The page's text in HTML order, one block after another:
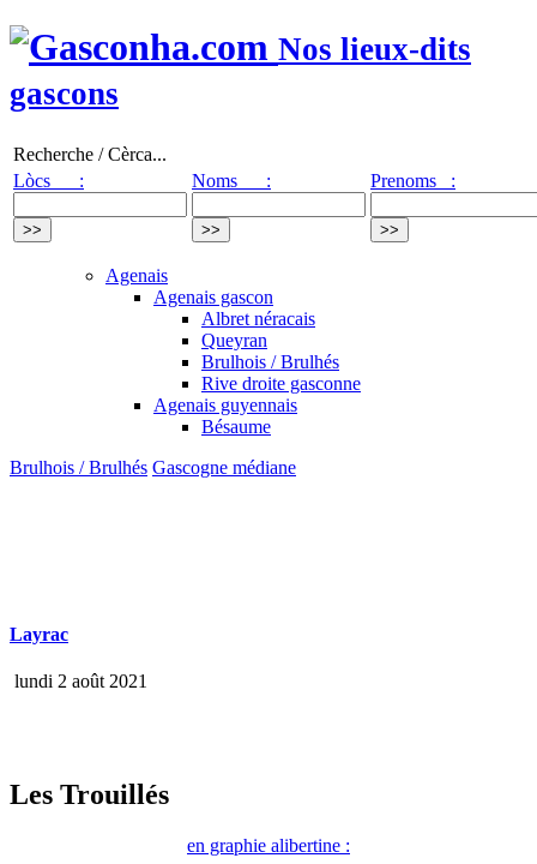
Nos lieux-dits
gascons
Recherche / Cèrca...
Lòcs :
Noms : Prenoms :
Agenais
Agenais gascon
Albret néracais
Queyran
Brulhois / Brulhés
Rive droite gasconne
Agenais guyennais
Bésaume
Brulhois / Brulhés Gascogne médiane
Layrac
lundi 2 août 2021
Les Trouillés
en graphie alibertine :